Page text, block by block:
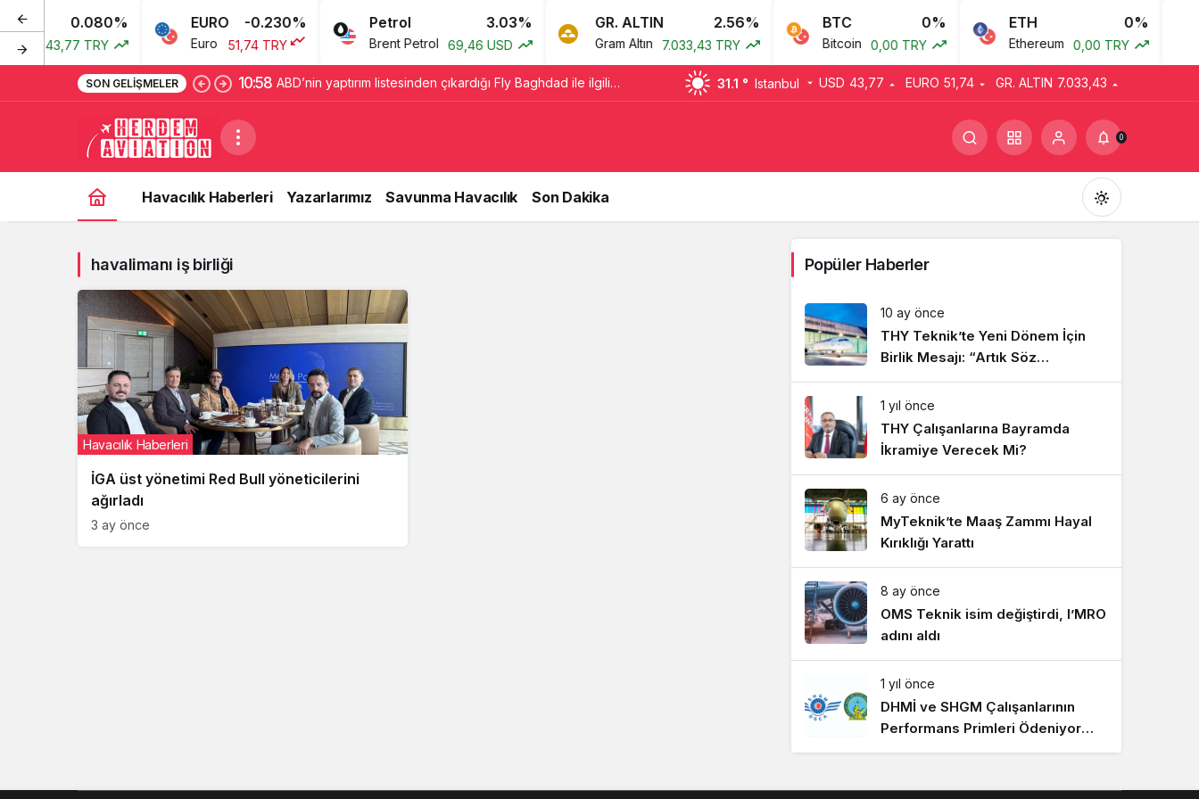
0.080%
43,77 TRY
EURO -0.230%
Euro 51,74 TRY
Petrol 3.03%
Brent Petrol 69,46 USD
GR. ALTIN 2.56%
Gram Altın 7.033,43 TRY
BTC 0%
Bitcoin 0,00 TRY
ETH 0%
Ethereum 0,00 TRY
SON GELIŞMELER 10:58 ABD’nin yaptırım listesinden çıkardığı Fly Baghdad ile ilgili 31.1 ° Istanbul USD 43,77 EURO 51,74 GR. ALTIN 7.033,43
0
Havacılık Haberleri Yazarlarımız Savunma Havacılık Son Dakika
Gündüz Modu
Gündüz modunu seçin.
Gece Modu
Gece modunu seçin.
Sistem modunu seçin.
havalimanı iş birliği
İGA üst yönetimi Red Bull yöneticilerini
ağırladı
Havacılık Haberleri
3 ay önce
Popüler Haberler
10 ay önce
THY Teknik’te Yeni Dönem İçin
Birlik Mesajı: “Artık Söz
Emekçinin”
1 yıl önce
THY Çalışanlarına Bayramda
İkramiye Verecek Mi?
6 ay önce
MyTeknik’te Maaş Zammı Hayal
Kırıklığı Yarattı
8 ay önce
OMS Teknik isim değiştirdi, I’MRO
adını aldı
1 yıl önce
DHMİ ve SHGM Çalışanlarının
Performans Primleri Ödeniyor
Mu?